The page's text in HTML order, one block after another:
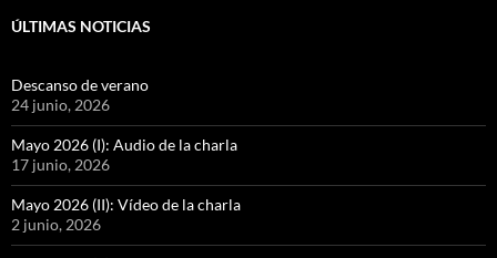
ÚLTIMAS NOTICIAS
Descanso de verano
24 junio, 2026
Mayo 2026 (I): Audio de la charla
17 junio, 2026
Mayo 2026 (II): Vídeo de la charla
2 junio, 2026